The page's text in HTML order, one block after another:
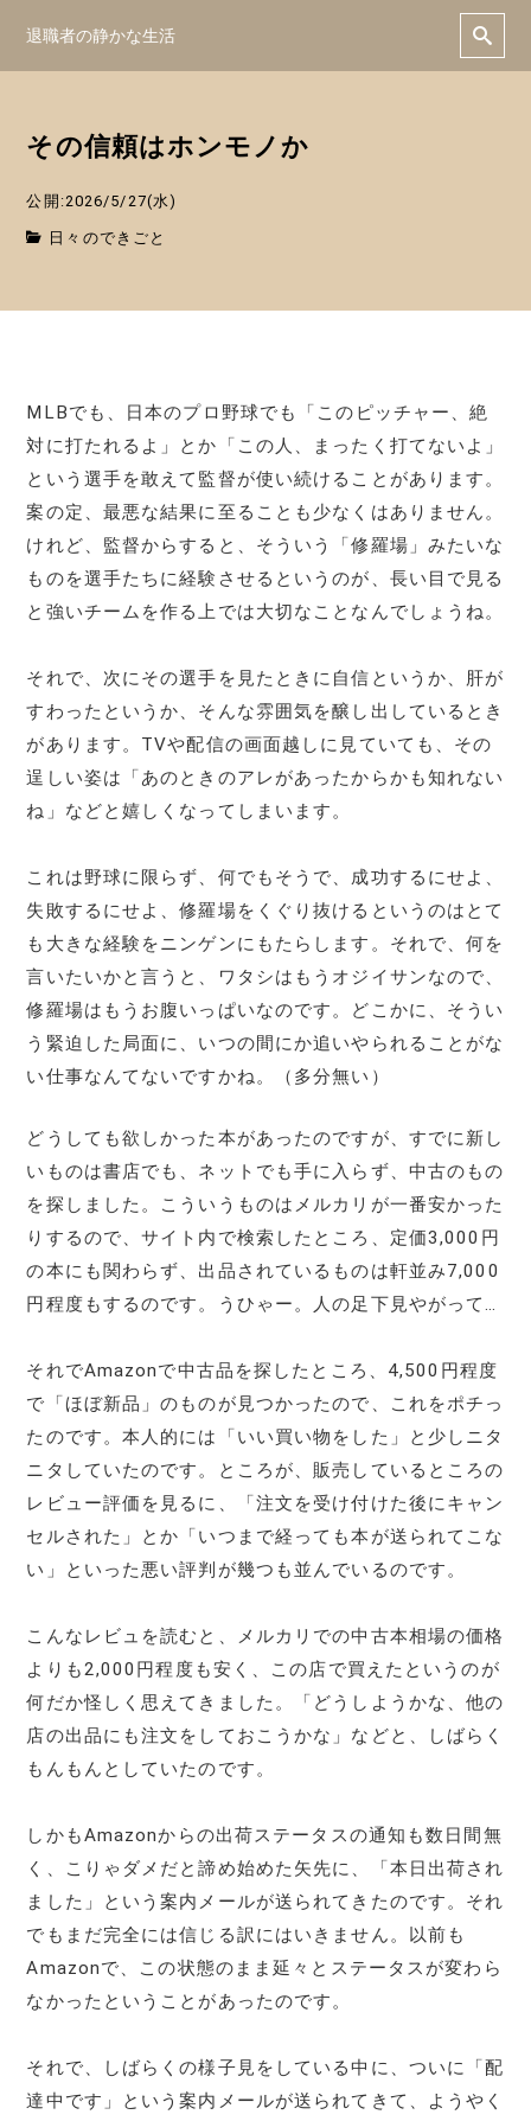
退職者の静かな生活
その信頼はホンモノか
公開:2026/5/27(水)
日々のできごと
MLBでも、日本のプロ野球でも「このピッチャー、絶
対に打たれるよ」とか「この人、まったく打てないよ」
という選手を敢えて監督が使い続けることがあります。
案の定、最悪な結果に至ることも少なくはありません。
けれど、監督からすると、そういう「修羅場」みたいな
ものを選手たちに経験させるというのが、長い目で見る
と強いチームを作る上では大切なことなんでしょうね。
それで、次にその選手を見たときに自信というか、肝が
すわったというか、そんな雰囲気を醸し出しているとき
があります。TVや配信の画面越しに見ていても、その
逞しい姿は「あのときのアレがあったからかも知れない
ね」などと嬉しくなってしまいます。
これは野球に限らず、何でもそうで、成功するにせよ、
失敗するにせよ、修羅場をくぐり抜けるというのはとて
も大きな経験をニンゲンにもたらします。それで、何を
言いたいかと言うと、ワタシはもうオジイサンなので、
修羅場はもうお腹いっぱいなのです。どこかに、そうい
う緊迫した局面に、いつの間にか追いやられることがな
い仕事なんてないですかね。（多分無い）
どうしても欲しかった本があったのですが、すでに新し
いものは書店でも、ネットでも手に入らず、中古のもの
を探しました。こういうものはメルカリが一番安かった
りするので、サイト内で検索したところ、定価3,000円
の本にも関わらず、出品されているものは軒並み7,000
円程度もするのです。うひゃー。人の足下見やがって…
それでAmazonで中古品を探したところ、4,500円程度
で「ほぼ新品」のものが見つかったので、これをポチっ
たのです。本人的には「いい買い物をした」と少しニタ
ニタしていたのです。ところが、販売しているところの
レビュー評価を見るに、「注文を受け付けた後にキャン
セルされた」とか「いつまで経っても本が送られてこな
い」といった悪い評判が幾つも並んでいるのです。
こんなレビュを読むと、メルカリでの中古本相場の価格
よりも2,000円程度も安く、この店で買えたというのが
何だか怪しく思えてきました。「どうしようかな、他の
店の出品にも注文をしておこうかな」などと、しばらく
もんもんとしていたのです。
しかもAmazonからの出荷ステータスの通知も数日間無
く、こりゃダメだと諦め始めた矢先に、「本日出荷され
ました」という案内メールが送られてきたのです。それ
でもまだ完全には信じる訳にはいきません。以前も
Amazonで、この状態のまま延々とステータスが変わら
なかったということがあったのです。
それで、しばらくの様子見をしている中に、ついに「配
達中です」という案内メールが送られてきて、ようやく